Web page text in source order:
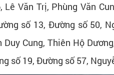
Văn Trị, Phùng Văn
số 13, Đường số 50,
Cung, Thiên Hộ
số 19, Đường số 57,